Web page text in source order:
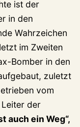
ist der
in den
Wahrzeichen
im Zweiten
Bomber in den
zuletzt
vom
Leiter der
auch ein Weg“,